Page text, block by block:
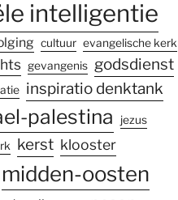
intelligentie
cultuur evangelische kerk
gevangenis godsdienst
inspiratio denktank
palestina
jezus
kerst klooster
midden-oosten